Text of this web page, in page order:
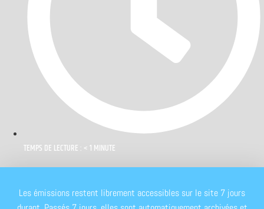
TEMPS DE LECTURE : < 1 MINUTE
Les émissions restent librement accessibles sur le site 7 jours